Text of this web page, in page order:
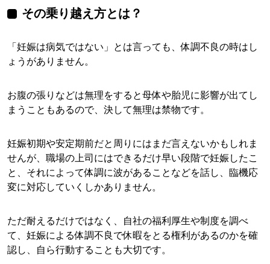
その乗り越え方とは？
「妊娠は病気ではない」とは言っても、体調不良の時はし
ょうがありません。
お腹の張りなどは無理をすると母体や胎児に影響が出てし
まうこともあるので、決して無理は禁物です。
妊娠初期や安定期前だと周りにはまだ言えないかもしれま
せんが、職場の上司にはできるだけ早い段階で妊娠したこ
と、それによって体調に波があることなどを話し、臨機応
変に対応していくしかありません。
ただ耐えるだけではなく、自社の福利厚生や制度を調べ
て、妊娠による体調不良で休暇をとる権利があるのかを確
認し、自ら行動することも大切です。